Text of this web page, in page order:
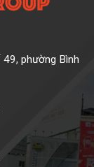
phường Bình